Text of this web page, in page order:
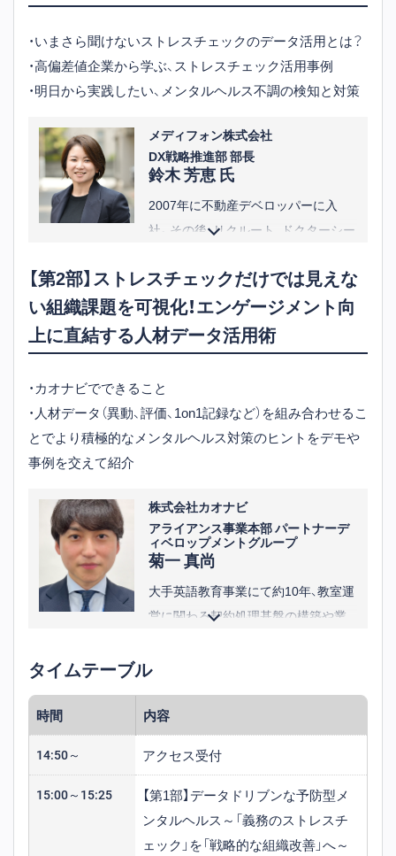
・いまさら聞けないストレスチェックのデータ活用とは？
・高偏差値企業から学ぶ、ストレスチェック活用事例
・明日から実践したい、メンタルヘルス不調の検知と対策
メディフォン株式会社
DX戦略推進部 部長
鈴木 芳恵 氏
2007年に不動産デベロッパーに入
社。その後、リクルート、ドクターシー
ィフォン株式会社に入社。
2025年現在、DX戦略推進部にてカス
タマーサクセスとメディカルソリュ
ーションチームを統括。
【第2部】ストレスチェックだけでは見えな
い組織課題を可視化！エンゲージメント向
上に直結する人材データ活用術
・カオナビでできること
・人材データ（異動、評価、1on1記録など）を組み合わせるこ
とでより積極的なメンタルヘルス対策のヒントをデモや
事例を交えて紹介
株式会社カオナビ
アライアンス事業本部 パートナーデ
ィベロップメントグループ
菊一 真尚
大手英語教育事業にて約10年、教室運
営に関わる契約処理基盤の構築や業
理SaaS企業にてアライアンス業務や
業やセミナー企画を経験。現在はカオ
ナビにて、タレントマネジメントと勤
怠・健康管理・学習領域などのパート
ナー協業を進め、人事・労務課題の解
決に取り組んでいる。
タイムテーブル
時間 内容
14:50～ アクセス受付
15:00～15:25
【第1部】データドリブンな予防型メ
ンタルヘルス～「義務のストレスチ
ェック」を「戦略的な組織改善」へ～